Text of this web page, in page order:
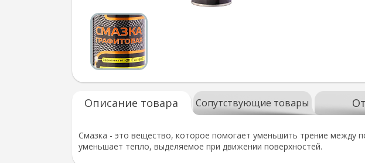
Описание товара Сопутствующие товары
Смазка - это вещество, которое помогает уменьшить трение между
уменьшает тепло, выделяемое при движении поверхностей.